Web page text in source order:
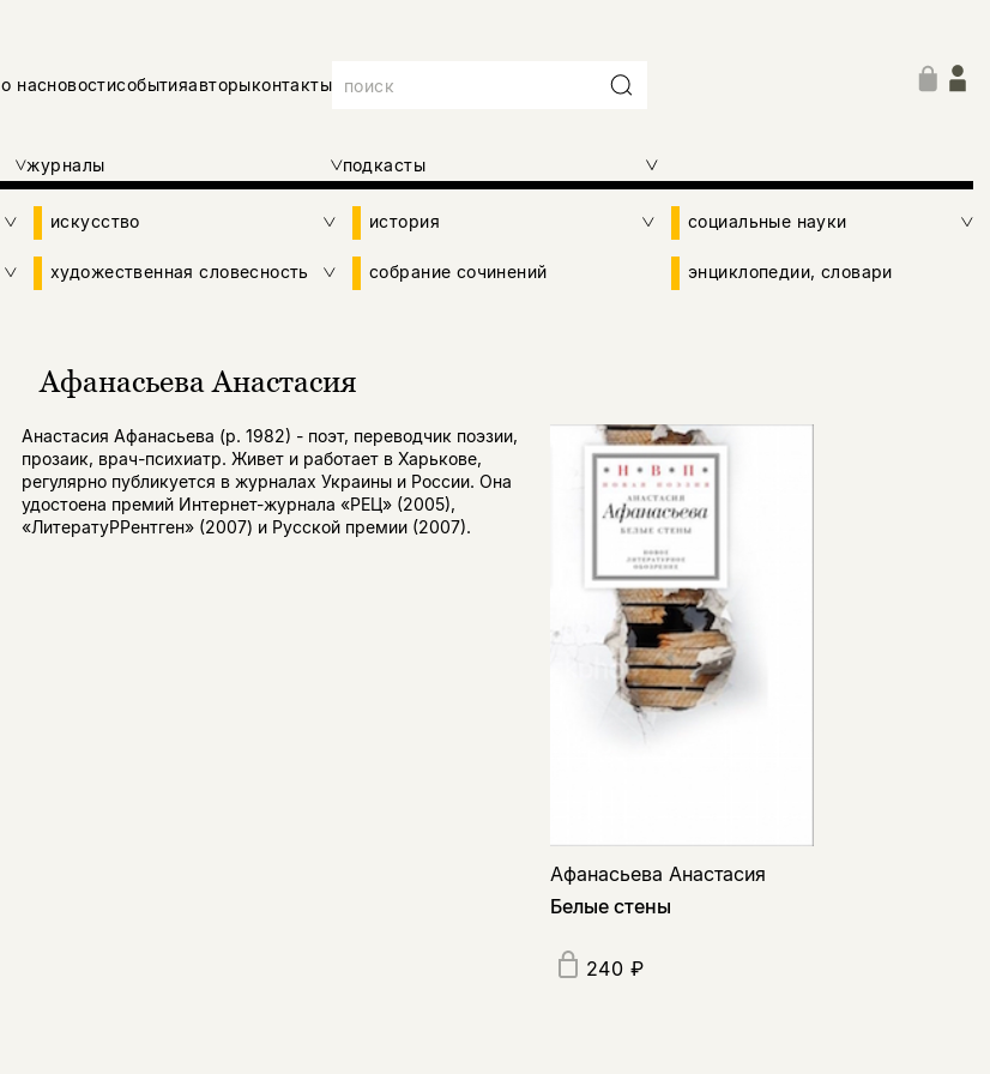
о насновостисобытияавторыконтакты
журналы подкасты
искусство история социальные науки
художественная словесность собрание сочинений энциклопедии, словари
Афанасьева Анастасия
Анастасия Афанасьева (р. 1982) - поэт, переводчик поэзии,
прозаик, врач-психиатр. Живет и работает в Харькове,
регулярно публикуется в журналах Украины и России. Она
удостоена премий Интернет-журнала «РЕЦ» (2005),
«ЛитератуРРентген» (2007) и Русской премии (2007).
Афанасьева Анастасия
Белые стены
240 ₽